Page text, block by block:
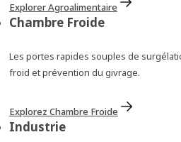
Explorer Agroalimentaire
Chambre Froide
Les portes rapides souples de
froid et prévention du givrage.
Explorez Chambre Froide
Industrie